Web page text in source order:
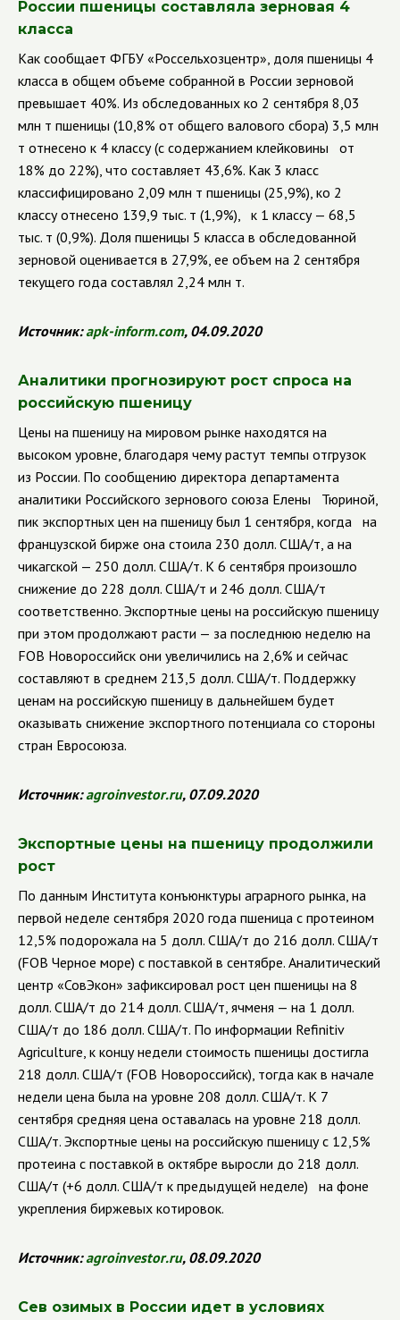
России пшеницы составляла зерновая 4
класса
Как сообщает ФГБУ «Россельхозцентр», доля пшеницы 4
класса в общем объеме собранной в России зерновой
превышает 40%. Из обследованных ко 2 сентября 8,03
млн т пшеницы (10,8% от общего валового сбора) 3,5 млн
т отнесено к 4 классу (с содержанием клейковины от
18% до 22%), что составляет 43,6%. Как 3 класс
классифицировано 2,09 млн т пшеницы (25,9%), ко 2
классу отнесено 139,9 тыс. т (1,9%), к 1 классу — 68,5
тыс. т (0,9%). Доля пшеницы 5 класса в обследованной
зерновой оценивается в 27,9%, ее объем на 2 сентября
текущего года составлял 2,24 млн т.
Источник:apk-inform.com, 04.09.2020
Аналитики прогнозируют рост спроса на
российскую пшеницу
Цены на пшеницу на мировом рынке находятся на
высоком уровне, благодаря чему растут темпы отгрузок
из России. По сообщению директора департамента
аналитики Российского зернового союза Елены Тюриной,
пик экспортных цен на пшеницу был 1 сентября, когда на
французской бирже она стоила 230 долл. США/т, а на
чикагской — 250 долл. США/т. К 6 сентября произошло
снижение до 228 долл. США/т и 246 долл. США/т
соответственно. Экспортные цены на российскую пшеницу
при этом продолжают расти — за последнюю неделю на
FOB Новороссийск они увеличились на 2,6% и сейчас
составляют в среднем 213,5 долл. США/т. Поддержку
ценам на российскую пшеницу в дальнейшем будет
оказывать снижение экспортного потенциала со стороны
стран Евросоюза.
Источник:agroinvestor.ru, 07.09.2020
Экспортные цены на пшеницу продолжили
рост
По данным Института конъюнктуры аграрного рынка, на
первой неделе сентября 2020 года пшеница с протеином
12,5% подорожала на 5 долл. США/т до 216 долл. США/т
(FOB Черное море) с поставкой в сентябре. Аналитический
центр «СовЭкон» зафиксировал рост цен пшеницы на 8
долл. США/т до 214 долл. США/т, ячменя — на 1 долл.
США/т до 186 долл. США/т. По информации Refinitiv
Agriculture, к концу недели стоимость пшеницы достигла
218 долл. США/т (FOB Новороссийск), тогда как в начале
недели цена была на уровне 208 долл. США/т. К 7
сентября средняя цена оставалась на уровне 218 долл.
США/т. Экспортные цены на российскую пшеницу с 12,5%
протеина с поставкой в октябре выросли до 218 долл.
США/т (+6 долл. США/т к предыдущей неделе) на фоне
укрепления биржевых котировок.
Источник:agroinvestor.ru, 08.09.2020
Сев озимых в России идет в условиях